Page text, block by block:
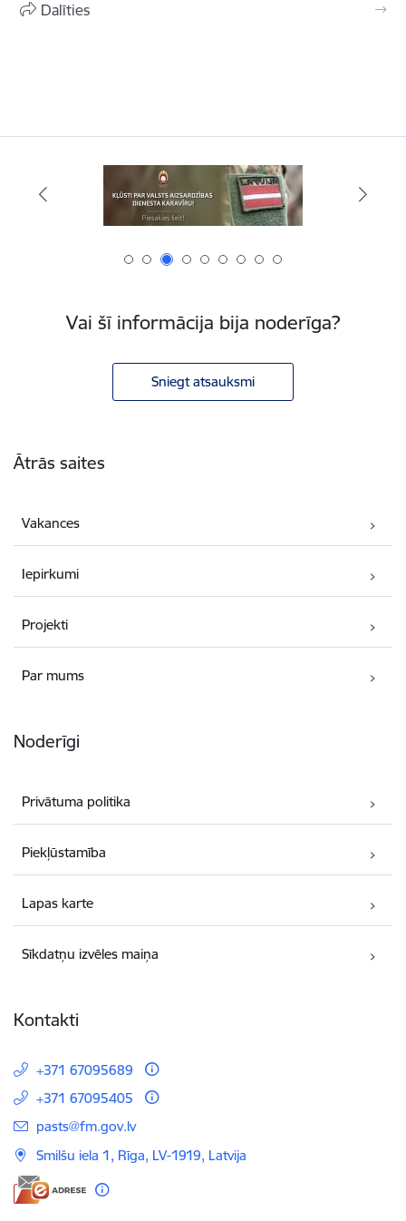
Dalīties
Vai šī informācija bija noderīga?
Sniegt atsauksmi
Ātrās saites
Vakances
Iepirkumi
Projekti
Par mums
Noderīgi
Privātuma politika
Piekļūstamība
Lapas karte
Sīkdatņu izvēles maiņa
Kontakti
+371 67095689
+371 67095405
E-pasts:
pasts@fm.gov.lv
Smilšu iela 1, Rīga, LV-1919, Latvija